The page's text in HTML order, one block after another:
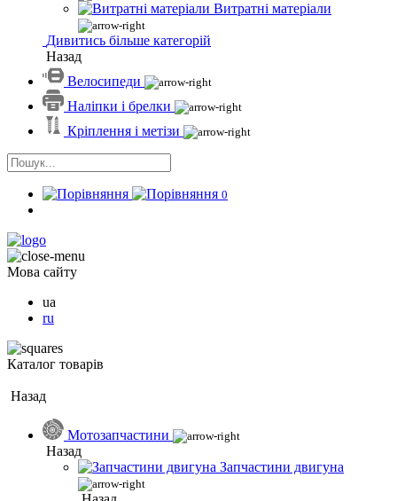
Витратні матеріали
Дивитись більше категорій
Назад
Велосипеди
Наліпки і брелки
Кріплення і метізи
0
Мова сайту
ua
ru
Каталог товарів
Назад
Мотозапчастини
Назад
Запчастини двигуна